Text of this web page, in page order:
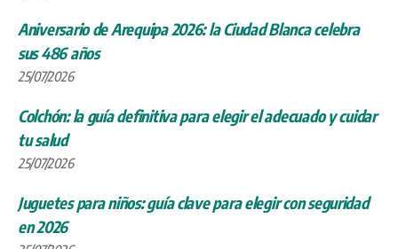
Aniversario de Arequipa 2026: la Ciudad Blanca celebra
sus 486 años
25/07/2026
Colchón: la guía definitiva para elegir el adecuado y cuidar
tu salud
25/07/2026
Juguetes para niños: guía clave para elegir con seguridad
en 2026